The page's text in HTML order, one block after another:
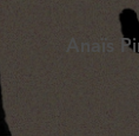
Anaïs